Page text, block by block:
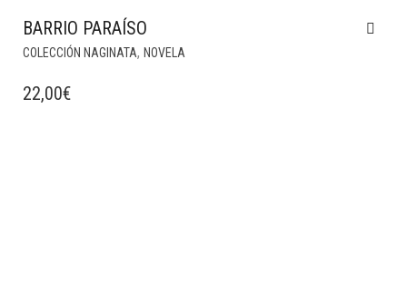
BARRIO PARAÍSO
COLECCIÓN NAGINATA, NOVELA
22,00€